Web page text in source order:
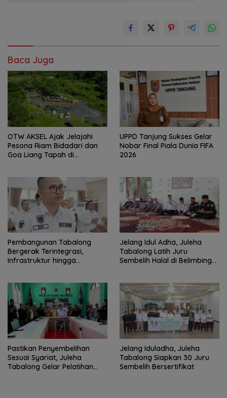
Baca Juga
OTW AKSEL Ajak Jelajahi
Pesona Riam Bidadari dan
Goa Liang Tapah di
UPPD Tanjung Sukses Gelar
Nobar Final Piala Dunia FIFA
2026
Pembangunan Tabalong
Bergerak Terintegrasi,
Infrastruktur hingga
Jelang Idul Adha, Juleha
Tabalong Latih Juru
Sembelih Halal di Belimbing
Pastikan Penyembelihan
Sesuai Syariat, Juleha
Tabalong Gelar Pelatihan
Jelang Iduladha, Juleha
Tabalong Siapkan 30 Juru
Sembelih Bersertifikat